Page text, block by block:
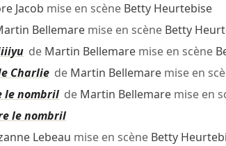
Jacob mise en scène Betty Heurtebise
Bellemare mise en scène Betty
de Martin Bellemare mise en scène
Charlie de Martin Bellemare mise en
le nombril de Martin Bellemare mise en
le nombril
Lebeau mise en scène Betty